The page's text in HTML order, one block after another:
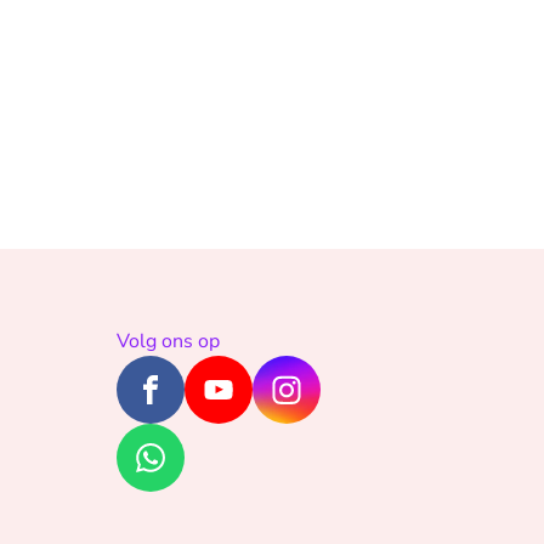
Volg ons op